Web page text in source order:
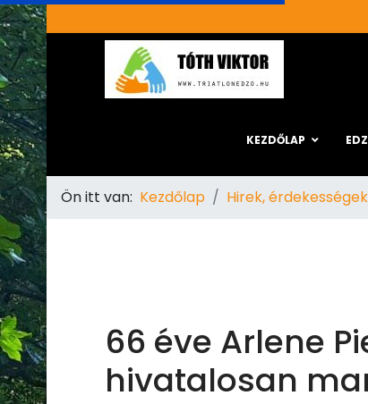
KEZDŐLAP
Ön itt van: Kezdőlap Hirek, érdekességek
66 éve Arlene
hivatalosan